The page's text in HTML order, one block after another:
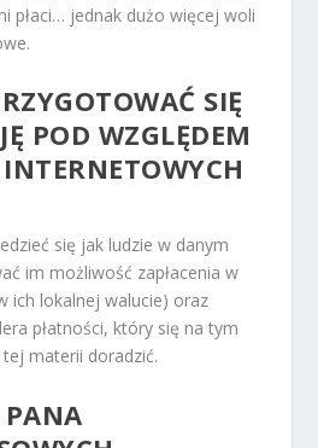
płaci… jednak dużo więcej woli
SIĘ
POD WZGLĘDEM
się jak ludzie w danym
im możliwość zapłacenia w
ich lokalnej walucie) oraz
płatności, który się na tym
materii doradzić.
PANA